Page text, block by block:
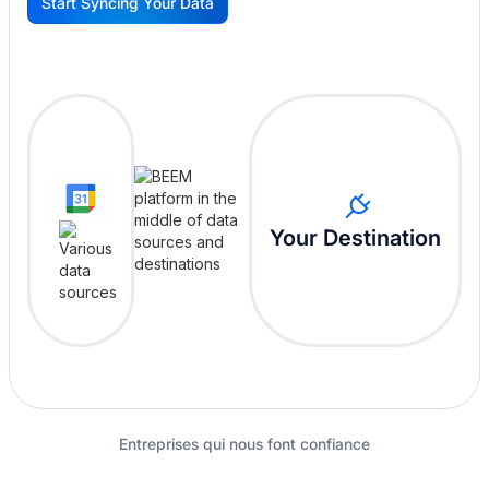
G
Your Destination
Entreprises qui nous font confiance